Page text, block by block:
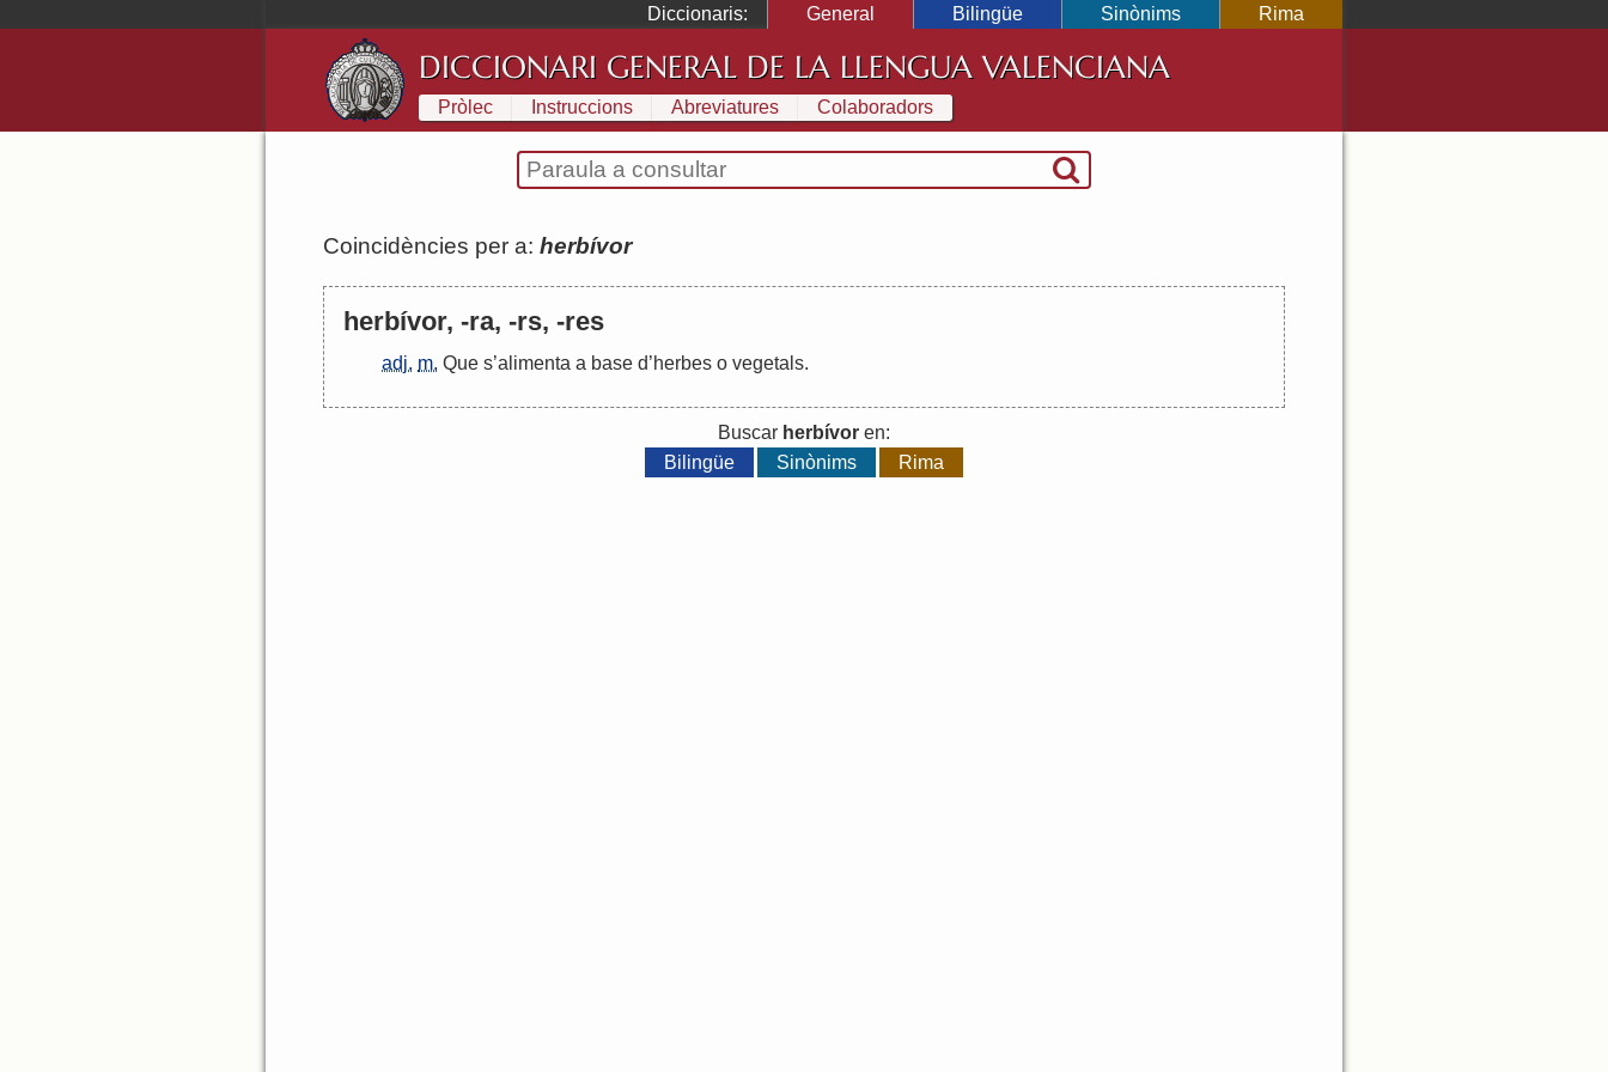
Diccionaris: General Bilingüe Sinònims Rima
DICCIONARI GENERAL DE LA LLENGUA VALENCIANA
Pròlec Instruccions Abreviatures Colaboradors
Coincidències per a: herbívor
herbívor, -ra, -rs, -res
adj. m. Que s’alimenta a base d’herbes o vegetals.
Buscar herbívor en:
Bilingüe
Sinònims Rima